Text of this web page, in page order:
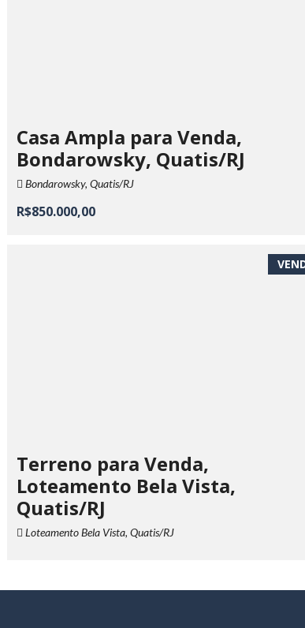
Casa Ampla para Venda,
Bondarowsky, Quatis/RJ
Bondarowsky, Quatis/RJ
R$850.000,00
Terreno para Venda,
Loteamento Bela Vista,
Quatis/RJ
Loteamento Bela Vista, Quatis/RJ